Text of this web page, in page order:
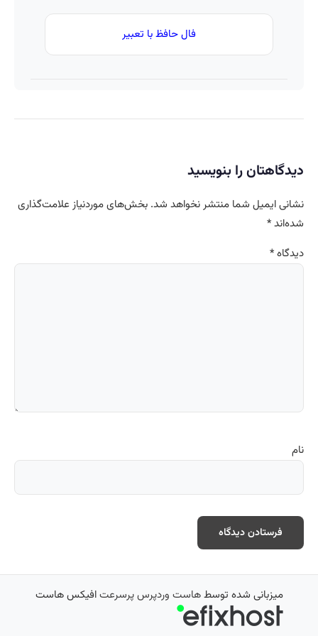
فال حافظ با تعبیر
دیدگاهتان را بنویسید
نشانی ایمیل شما منتشر نخواهد شد. بخش‌های موردنیاز علامت‌گذاری
شده‌اند*
دیدگاه*
نام
میزبانی شده توسطهاست وردپرس پرسرعتافیکس هاست